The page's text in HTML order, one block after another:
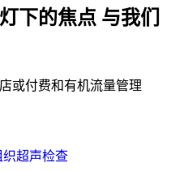
下的焦点 与我们
或付费和有机流量管理